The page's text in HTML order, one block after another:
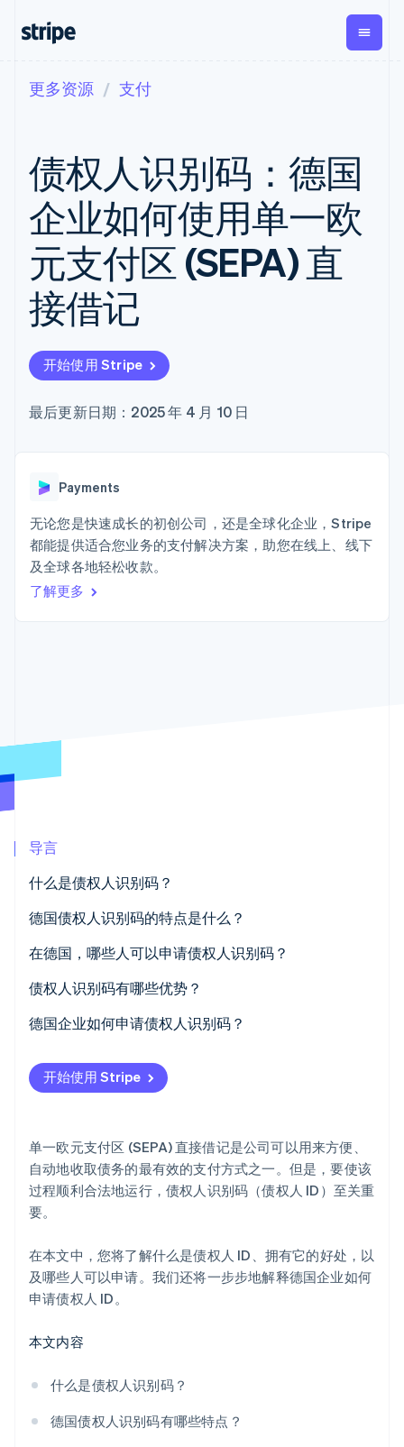
支付
在线支付
Payment links
无代码支付
Checkout
预构建支付界
面
Elements
灵活的 UI 组件
Payment
methods
付方式
Terminal
Authorization
Boost
化
加速结账
经常性收入
Metronome
按用量计费
Subscriptions
订阅管理
Invoicing
一次性或定期
Revenue
Recognition
Stripe Sigma
自定义报告
数据同步
Global
Payouts
方打款
Crypto
钱包、
稳定币
更多
Product roadmap
了解未来规划
按企业阶段
按应用场景
智能体商务
加密货币
电子商务
嵌入式金融
财务自动化
应用内支付
交易市场
资金管理
SaaS
AI 企业
创作者经济
游戏
酒店、旅游与休闲
非营利组织
文档
库与 SDK
Stripe Apps
指南
接受线上付款
实施预置结账流程
构建平台或交易市场
提供按用量计费
发行稳定币支持的支付卡
通过智能体配置和管理服
代码示例
开发者博客
API 状态
学习
指南
支持
获取支持
公司
产品路线图
联系
更多资源 支付
债权人识别码：德国
企业如何使用单一欧
元支付区 (SEPA) 直
接借记
开始使用 Stripe
最后更新日期：2025 年 4 月 10 日
Payments
无论您是快速成长的初创公司，还是全球化企业，Stripe
都能提供适合您业务的支付解决方案，助您在线上、线下
及全球各地轻松收款。
了解更多
导言
什么是债权人识别码？
德国债权人识别码的特点是什么？
在德国，哪些人可以申请债权人识别码？
债权人识别码有哪些优势？
符合法律和监管要求
支付交易顺畅
唯一标识
建立信任
德国企业如何申请债权人识别码？
访问申请表
选择类别
填写表格
确认信息
提交申请
确认申请
接收债权人 ID
发送债权人 ID
开始使用 Stripe
单一欧元支付区 (SEPA) 直接借记是公司可以用来方便、
自动地收取债务的最有效的支付方式之一。但是，要使该
过程顺利合法地运行，债权人识别码（债权人 ID）至关重
要。
在本文中，您将了解什么是债权人 ID、拥有它的好处，以
及哪些人可以申请。我们还将一步步地解释德国企业如何
申请债权人 ID。
本文内容
什么是债权人识别码？
德国债权人识别码有哪些特点？